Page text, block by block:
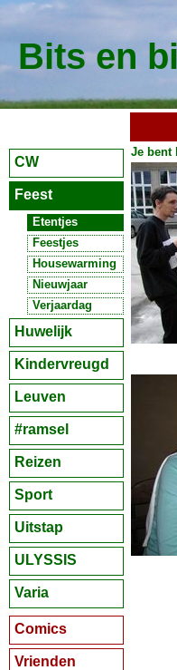
Bits en
CW
Feest
Etentjes
Feestjes
Housewarming
Nieuwjaar
Verjaardag
Huwelijk
Kindervreugd
Leuven
#ramsel
Reizen
Sport
Uitstap
ULYSSIS
Varia
Comics
Vrienden
Je bent